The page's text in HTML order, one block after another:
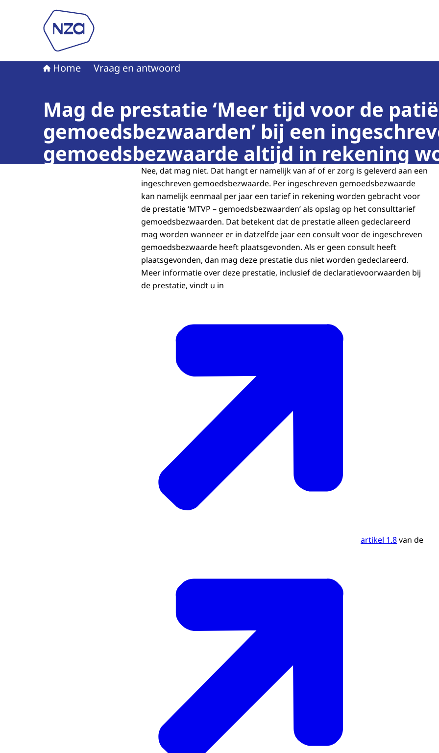
Home Vraag en antwoord
Mag de prestatie ‘Meer tijd voor de
gemoedsbezwaarden’ bij een
gemoedsbezwaarde altijd in rekening
Nee, dat mag niet. Dat hangt er namelijk van af of er zorg is geleverd aan een
ingeschreven gemoedsbezwaarde. Per ingeschreven gemoedsbezwaarde
kan namelijk eenmaal per jaar een tarief in rekening worden gebracht voor
de prestatie ‘MTVP – gemoedsbezwaarden’ als opslag op het consulttarief
gemoedsbezwaarden. Dat betekent dat de prestatie alleen gedeclareerd
mag worden wanneer er in datzelfde jaar een consult voor de ingeschreven
gemoedsbezwaarde heeft plaatsgevonden. Als er geen consult heeft
plaatsgevonden, dan mag deze prestatie dus niet worden gedeclareerd.
Meer informatie over deze prestatie, inclusief de declaratievoorwaarden bij
de prestatie, vindt u in
artikel 1.8van de